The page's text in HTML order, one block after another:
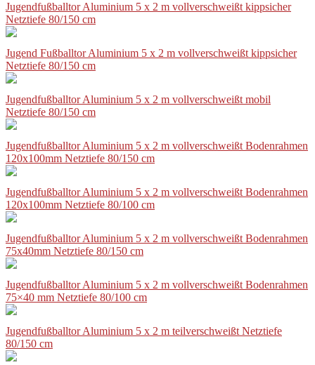
Jugendfußballtor Aluminium 5 x 2 m vollverschweißt kippsicher
Netztiefe 80/150 cm
Jugend Fußballtor Aluminium 5 x 2 m vollverschweißt kippsicher
Netztiefe 80/150 cm
Jugendfußballtor Aluminium 5 x 2 m vollverschweißt mobil
Netztiefe 80/150 cm
Jugendfußballtor Aluminium 5 x 2 m vollverschweißt Bodenrahmen
120x100mm Netztiefe 80/150 cm
Jugendfußballtor Aluminium 5 x 2 m vollverschweißt Bodenrahmen
120x100mm Netztiefe 80/100 cm
Jugendfußballtor Aluminium 5 x 2 m vollverschweißt Bodenrahmen
75x40mm Netztiefe 80/150 cm
Jugendfußballtor Aluminium 5 x 2 m vollverschweißt Bodenrahmen
75×40 mm Netztiefe 80/100 cm
Jugendfußballtor Aluminium 5 x 2 m teilverschweißt Netztiefe
80/150 cm